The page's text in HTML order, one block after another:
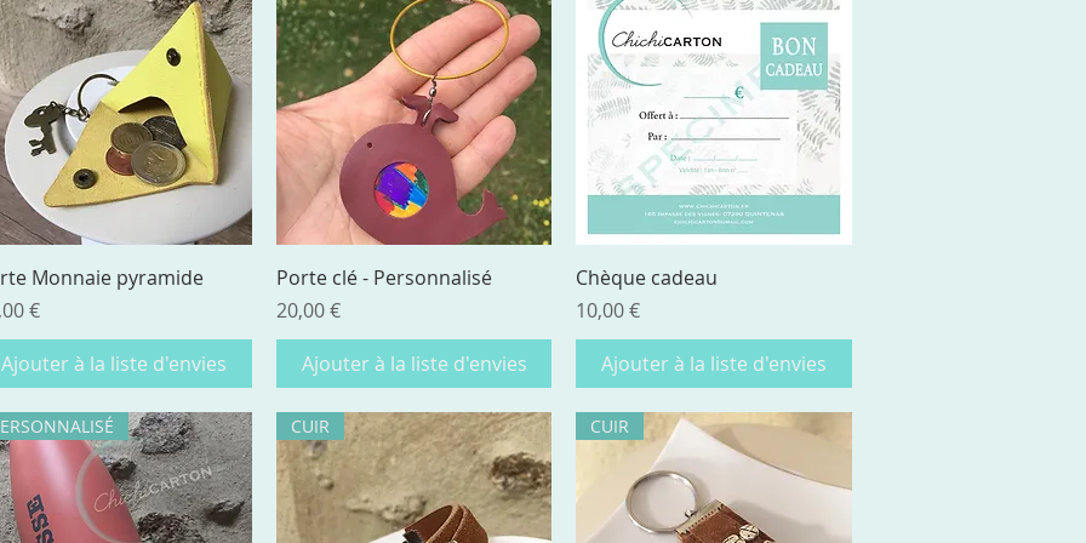
Aperçu rapide
Monnaie pyramide
€
Ajouter à la liste d'envies
Aperçu rapide
Porte clé - Personnalisé
Prix
20,00 €
Ajouter à la liste d'envies
Aperçu rapide
Chèque cadeau
Prix
10,00 €
Ajouter à la liste d'envies
CUIR CUIR